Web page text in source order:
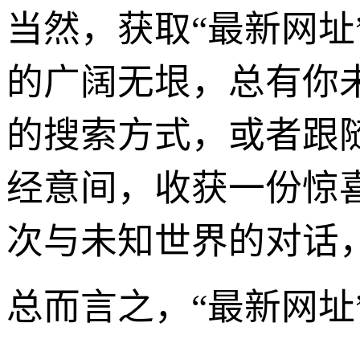
当然，获取“最新网
的广阔无垠，总有你
的搜索方式，或者跟
经意间，收获一份惊
次与未知世界的对话
总而言之，“最新网